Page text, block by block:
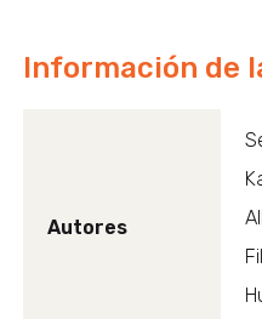
Información de
Autores